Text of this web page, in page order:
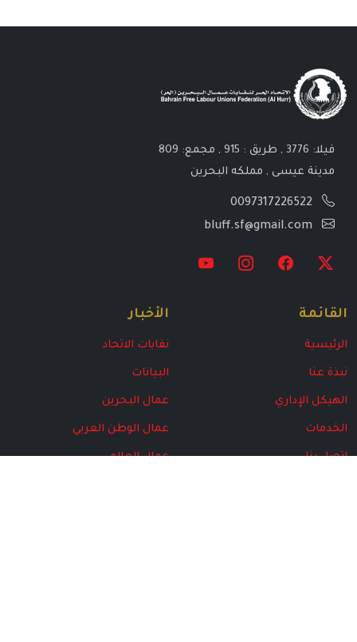
فيلا: 3776 , طريق : 915 , مجمع: 809
مدينة عيسى , مملكه البحرين
0097317226522
bluff.sf@gmail.com
القائمة
الرئيسية
نبذة عنا
الهيكل الإداري
الخدمات
اتصل بنا
الأخبار
نقابات الاتحاد
البيانات
عمال البحرين
عمال الوطن العربي
عمال العالم